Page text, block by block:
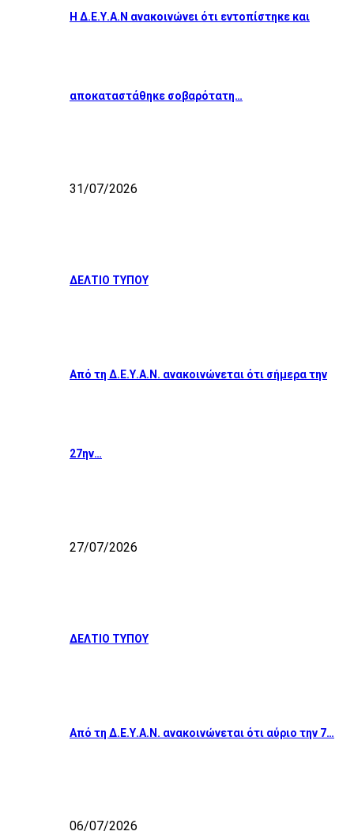
Η Δ.Ε.Υ.Α.Ν ανακοινώνει ότι εντοπίστηκε και
αποκαταστάθηκε σοβαρότατη…
31/07/2026
ΔΕΛΤΙΟ ΤΥΠΟΥ
Από τη Δ.Ε.Υ.Α.Ν. ανακοινώνεται ότι σήμερα την
27ην…
27/07/2026
ΔΕΛΤΙΟ ΤΥΠΟΥ
Από τη Δ.Ε.Υ.Α.Ν. ανακοινώνεται ότι αύριο την 7…
06/07/2026